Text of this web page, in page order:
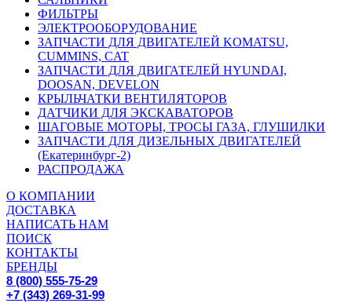
ФИЛЬТРЫ
ЭЛЕКТРООБОРУДОВАНИЕ
ЗАПЧАСТИ ДЛЯ ДВИГАТЕЛЕЙ KOMATSU,
CUMMINS, CAT
ЗАПЧАСТИ ДЛЯ ДВИГАТЕЛЕЙ HYUNDAI,
DOOSAN, DEVELON
КРЫЛЬЧАТКИ ВЕНТИЛЯТОРОВ
ДАТЧИКИ ДЛЯ ЭКСКАВАТОРОВ
ШАГОВЫЕ МОТОРЫ, ТРОСЫ ГАЗА, ГЛУШИЛКИ
ЗАПЧАСТИ ДЛЯ ДИЗЕЛЬНЫХ ДВИГАТЕЛЕЙ
(Екатеринбург-2)
РАСПРОДАЖА
О КОМПАНИИ
ДОСТАВКА
НАПИСАТЬ НАМ
ПОИСК
КОНТАКТЫ
БРЕНДЫ
8 (800) 555-75-29
+7 (343) 269-31-99